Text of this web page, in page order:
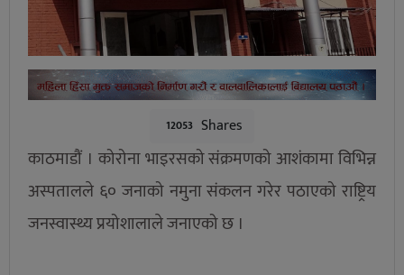
12053 Shares
काठमाडौं । कोरोना भाइरसको संक्रमणको आशंकामा विभिन्न
अस्पतालले ६० जनाको नमुना संकलन गरेर पठाएको राष्ट्रिय
जनस्वास्थ्य प्रयोशालाले जनाएको छ ।